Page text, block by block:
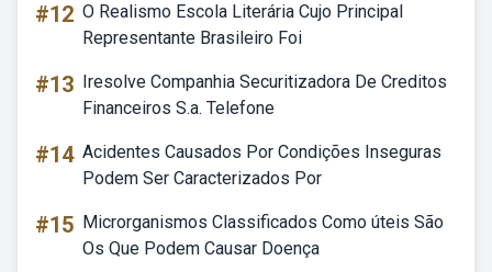
#12 O Realismo Escola Literária Cujo Principal
Representante Brasileiro Foi
#13 Iresolve Companhia Securitizadora De Creditos
Financeiros S.a. Telefone
#14 Acidentes Causados Por Condições Inseguras
Podem Ser Caracterizados Por
#15 Microrganismos Classificados Como úteis São
Os Que Podem Causar Doença